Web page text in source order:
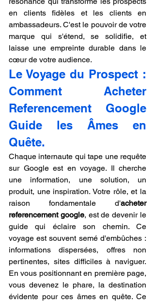
en clients fidèles et les clients en
ambassadeurs. C'est le pouvoir de votre
marque qui s'étend, se solidifie, et
laisse une empreinte durable dans le
cœur de votre audience.
Le Voyage du Prospect :
Comment Acheter
Referencement Google
Guide les Âmes en
Quête.
Chaque internaute qui tape une requête
sur Google est en voyage. Il cherche
une information, une solution, un
produit, une inspiration. Votre rôle, et la
raison fondamentale d'acheter
referencement google, est de devenir le
guide qui éclaire son chemin. Ce
voyage est souvent semé d'embûches :
informations dispersées, offres non
pertinentes, sites difficiles à naviguer.
En vous positionnant en première page,
vous devenez le phare, la destination
évidente pour ces âmes en quête. Ce